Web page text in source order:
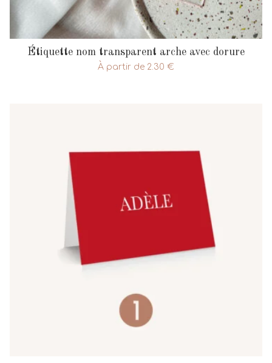
Étiquette nom transparent arche avec dorure
À partir de 2.30 €